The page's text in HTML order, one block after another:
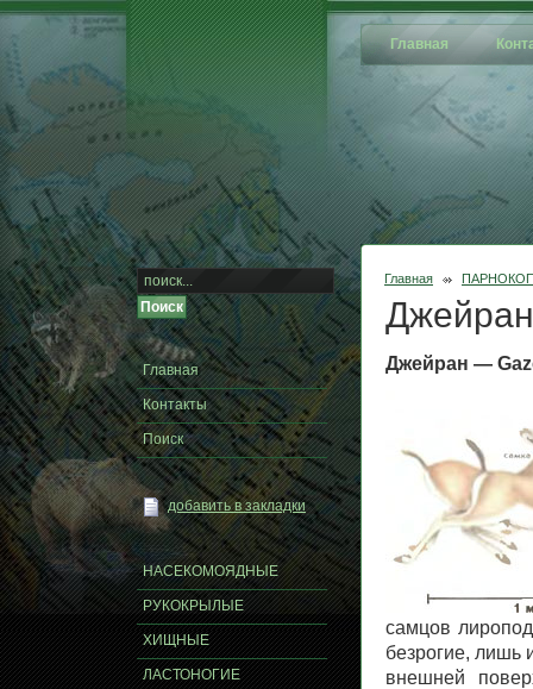
Главная
Главная
Джейран
Джейран —
самцов
безрогие, лишь
внешней
Главная
Контакты
Поиск
добавить в закладки
НАСЕКОМОЯДНЫЕ
РУКОКРЫЛЫЕ
ХИЩНЫЕ
ЛАСТОНОГИЕ